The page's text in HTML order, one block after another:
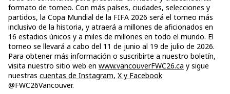
formato de torneo. Con más países, ciudades, selecciones y
partidos, la Copa Mundial de la FIFA 2026 será el torneo más
inclusivo de la historia, y atraerá a millones de aficionados en
16 estadios únicos y a miles de millones en todo el mundo. El
torneo se llevará a cabo del 11 de junio al 19 de julio de 2026.
Para obtener más información o suscribirte a nuestro boletín,
visita nuestro sitio web en www.vancouverFWC26.ca y sigue
nuestras cuentas de Instagram, X y Facebook
@FWC26Vancouver.